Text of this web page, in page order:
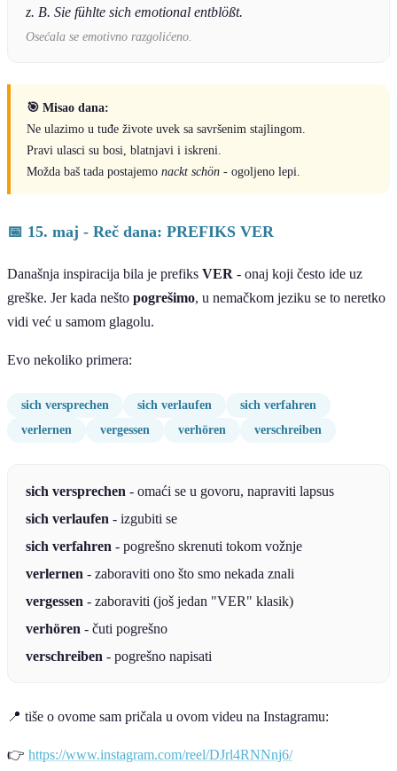
z. B. Sie fühlte sich emotional entblößt.
Osećala se emotivno razgolićeno.
🎯 Misao dana:
Ne ulazimo u tuđe živote uvek sa savršenim stajlingom.
Pravi ulasci su bosi, blatnjavi i iskreni.
Možda baš tada postajemo nackt schön - ogoljeno lepi.
📅 15. maj - Reč dana: PREFIKS VER
Današnja inspiracija bila je prefiks VER - onaj koji često ide uz
greške. Jer kada nešto pogrešimo, u nemačkom jeziku se to neretko
vidi već u samom glagolu.
Evo nekoliko primera:
sich versprechen sich verlaufen
sich verfahren
verlernen
vergessen verhören verschreiben
sich versprechen - omaći se u govoru, napraviti lapsus
sich verlaufen - izgubiti se
sich verfahren - pogrešno skrenuti tokom vožnje
verlernen - zaboraviti ono što smo nekada znali
vergessen - zaboraviti (još jedan "VER" klasik)
verhören - čuti pogrešno
verschreiben - pogrešno napisati
📍 tiše o ovome sam pričala u ovom videu na Instagramu:
👉 https://www.instagram.com/reel/DJrl4RNNnj6/